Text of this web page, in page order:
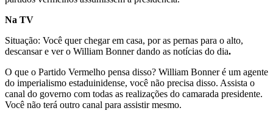
Na TV
Situação: Você quer chegar em casa, por as pernas para o alto,
descansar e ver o William Bonner dando as notícias do dia.
O que o Partido Vermelho pensa disso? William Bonner é um agente
do imperialismo estaduinidense, você não precisa disso. Assista o
canal do governo com todas as realizações do camarada presidente.
Você não terá outro canal para assistir mesmo.